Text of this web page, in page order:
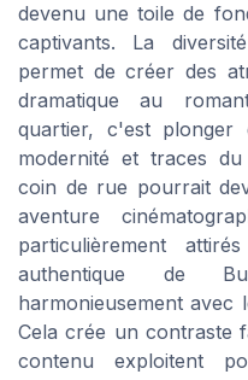
devenu une toile de
captivants. La
permet de créer des
dramatique au
quartier, c'est plonger
modernité et traces
coin de rue pourrait
aventure
particulièrement
authentique de
harmonieusement avec
Cela crée un contraste
contenu exploitent